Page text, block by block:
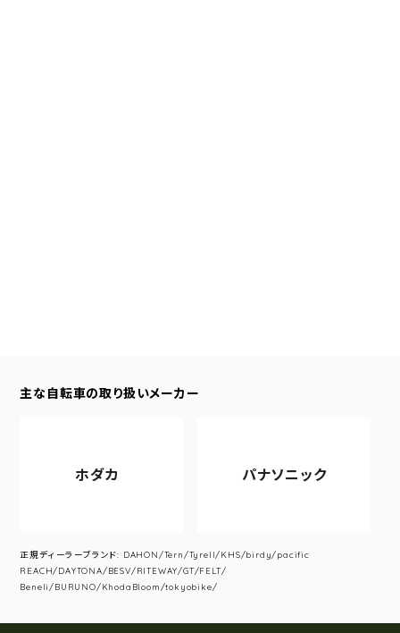
主な自転車の取り扱いメーカー
ホダカ パナソニック
正規ディーラーブランド: DAHON/Tern/Tyrell/KHS/birdy/pacific
REACH/DAYTONA/BESV/RITEWAY/GT/FELT/
Beneli/BURUNO/KhodaBloom/tokyobike/